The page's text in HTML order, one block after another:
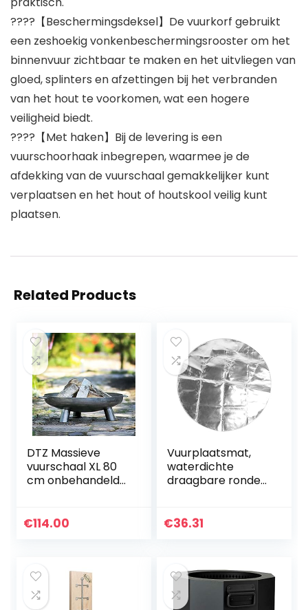
????【Beschermingsdeksel】De vuurkorf gebruikt
een zeshoekig vonkenbeschermingsrooster om het
binnenvuur zichtbaar te maken en het uitvliegen van
gloed, splinters en afzettingen bij het verbranden
van het hout te voorkomen, wat een hogere
veiligheid biedt.
????【Met haken】Bij de levering is een
vuurschoorhaak inbegrepen, waarmee je de
afdekking van de vuurschaal gemakkelijker kunt
verplaatsen en het hout of houtskool veilig kunt
plaatsen.
Related Products
DTZ Massieve
vuurschaal XL 80
cm onbehandeld
€114.00
Vuurplaatsmat,
waterdichte
draagbare ronde
voor gazon voor
€36.31